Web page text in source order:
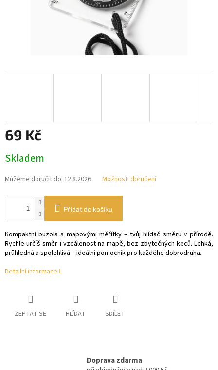
69 Kč
cena:
Skladem
Můžeme doručit do: 12.8.2026 Možnosti doručení
Přidat do košíku
Kompaktní buzola s mapovými měřítky – tvůj hlídač směru v přírodě.
Rychle určíš směr i vzdálenost na mapě, bez zbytečných keců. Lehká,
průhledná a spolehlivá – ideální pomocník pro každého dobrodruha.
Detailní informace
ZEPTAT SE HLÍDAT SDÍLET
Doprava zdarma